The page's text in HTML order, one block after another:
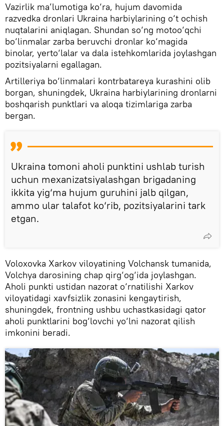
Vazirlik ma’lumotiga ko‘ra, hujum davomida
razvedka dronlari Ukraina harbiylarining o‘t ochish
nuqtalarini aniqlagan. Shundan so‘ng motoo‘qchi
bo‘linmalar zarba beruvchi dronlar ko‘magida
binolar, yerto‘lalar va dala istehkomlarida joylashgan
pozitsiyalarni egallagan.
Artilleriya bo‘linmalari kontrbatareya kurashini olib
borgan, shuningdek, Ukraina harbiylarining dronlarni
boshqarish punktlari va aloqa tizimlariga zarba
bergan.
Ukraina tomoni aholi punktini ushlab turish
uchun mexanizatsiyalashgan brigadaning
ikkita yig‘ma hujum guruhini jalb qilgan,
ammo ular talafot ko‘rib, pozitsiyalarini tark
etgan.
Voloxovka Xarkov viloyatining Volchansk tumanida,
Volchya darosining chap qirg‘og‘ida joylashgan.
Aholi punkti ustidan nazorat o‘rnatilishi Xarkov
viloyatidagi xavfsizlik zonasini kengaytirish,
shuningdek, frontning ushbu uchastkasidagi qator
aholi punktlarini bog‘lovchi yo‘lni nazorat qilish
imkonini beradi.